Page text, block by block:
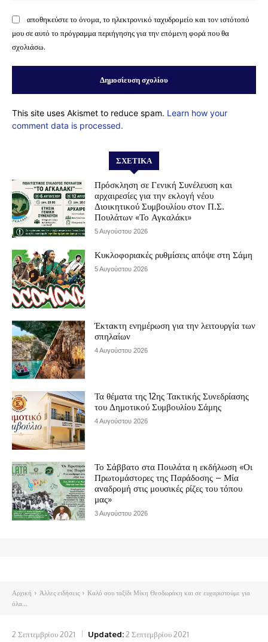
αποθηκεύστε το όνομα, το ηλεκτρονικό ταχυδρομείο και τον ιστότοπό
μου σε αυτό το πρόγραμμα περιήγησης για την επόμενη φορά που θα
σχολιάσω.
This site uses Akismet to reduce spam. Learn how your
comment data is processed.
ΣΧΕΤΙΚΆ
Πρόσκληση σε Γενική Συνέλευση και
αρχαιρεσίες για την εκλογή νέου
Διοικητικού Συμβουλίου στον Π.Σ.
Πουλάτων «Το Αγκαλάκι»
5 Αυγούστου 2026
Κυκλοφοριακές ρυθμίσεις απόψε στη Σάμη
5 Αυγούστου 2026
Έκτακτη ενημέρωση για την λειτουργία των
σπηλαίων
4 Αυγούστου 2026
Τα θέματα της 12ης Τακτικής Συνεδρίασης
του Δημοτικού Συμβουλίου Σάμης
4 Αυγούστου 2026
Το Σάββατο στα Πουλάτα η εκδήλωση «Οι
Πρωτομάστορες της Παράδοσης – Μία
αναδρομή στις μουσικές ρίζες του τόπου
μας»
3 Αυγούστου 2026